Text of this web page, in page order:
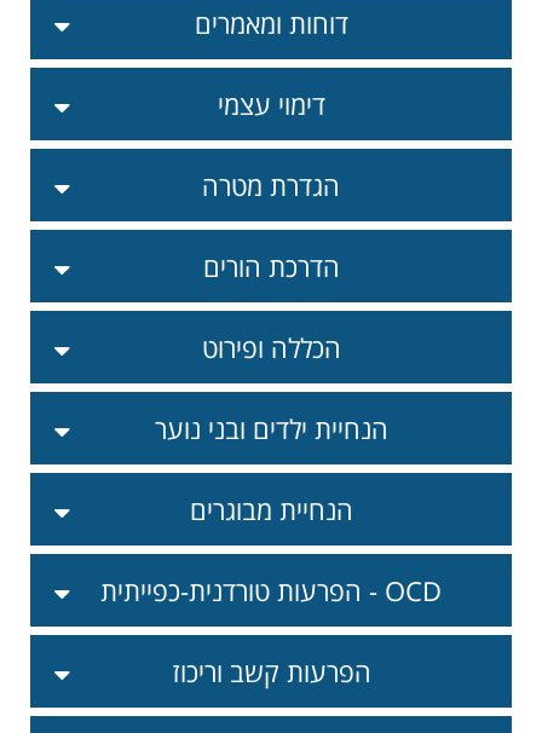
דוחות ומאמרים
דימוי עצמי
הגדרת מטרה
הדרכת הורים
הכללה ופירוט
הנחיית ילדים ובני נוער
הנחיית מבוגרים
הפרעות טורדנית-כפייתית - OCD
הפרעות קשב וריכוז